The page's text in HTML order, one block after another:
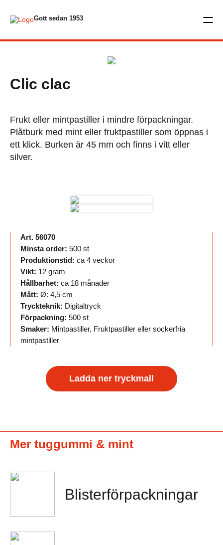
Gott sedan 1953
Clic clac
Frukt eller mintpastiller i mindre förpackningar.
Plåtburk med mint eller fruktpastiller som öppnas i
ett klick. Burken är 45 mm och finns i vitt eller
silver.
Art. 56070
Minsta order: 500 st
Produktionstid: ca 4 veckor
Vikt: 12 gram
Hållbarhet: ca 18 månader
Mått: Ø: 4,5 cm
Tryckteknik: Digitaltryck
Förpackning: 500 st
Smaker: Mintpastiller, Fruktpastiller eller sockerfria
mintpastiller
Ladda ner tryckmall
Mer tuggummi & mint
Blisterförpackningar